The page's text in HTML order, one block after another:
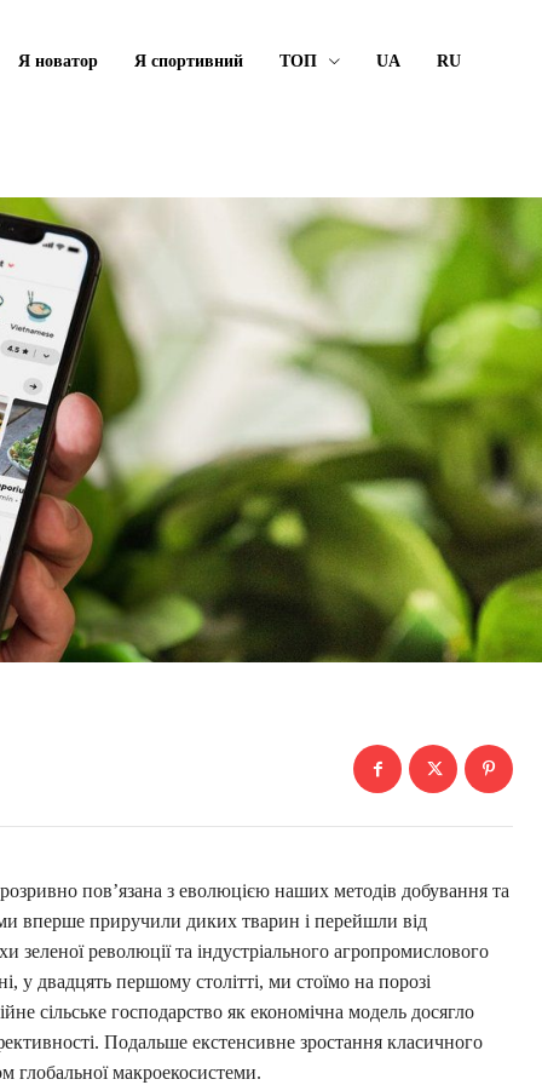
Я новатор Я спортивний ТОП UA RU
пов’язана з еволюцією наших методів добування та
ми вперше приручили диких тварин і перейшли від
зеленої революції та індустріального агропромислового
у двадцять першому столітті, ми стоїмо на порозі
сільське господарство як економічна модель досягло
Подальше екстенсивне зростання класичного
глобальної макроекосистеми.